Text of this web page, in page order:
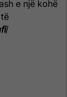
e një kohë
/